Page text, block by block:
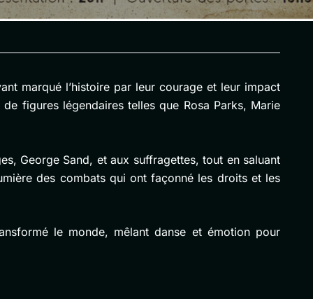
marqué l’histoire par leur courage et leur impact
figures légendaires telles que Rosa Parks, Marie
George Sand, et aux suffragettes, tout en saluant
des combats qui ont façonné les droits et les
le monde, mêlant danse et émotion pour